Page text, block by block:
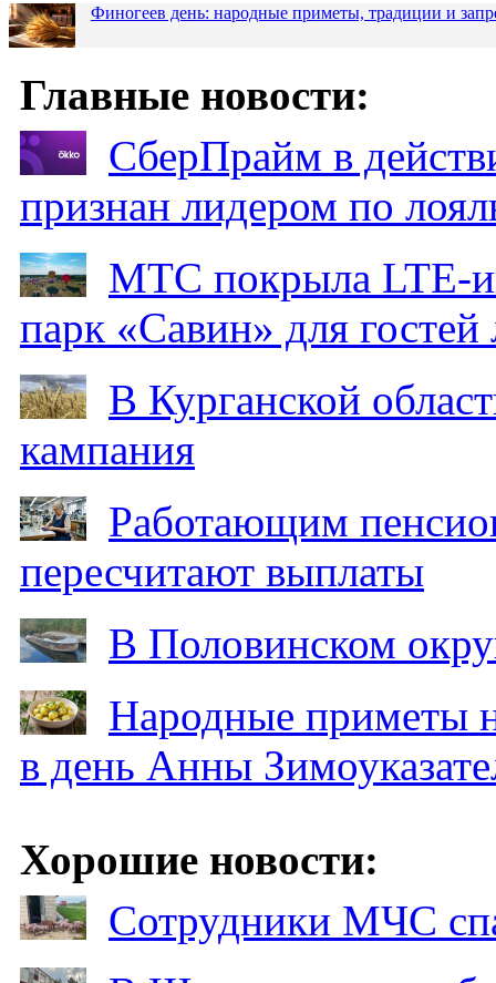
Финогеев день: народные приметы, традиции и
Главные новости:
СберПрайм в
признан лидером по
МТС покрыла LTE-
парк «Савин» для гостей
В Курганской
кампания
Работающим
пересчитают выплаты
В Половинском
Народные приметы
в день Анны
Хорошие новости:
Сотрудники МЧС